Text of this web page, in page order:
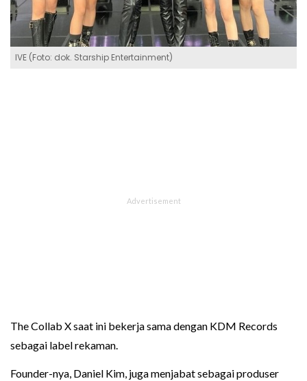
IVE (Foto: dok. Starship Entertainment)
The Collab X saat ini bekerja sama dengan KDM Records
sebagai label rekaman.
Founder-nya, Daniel Kim, juga menjabat sebagai produser